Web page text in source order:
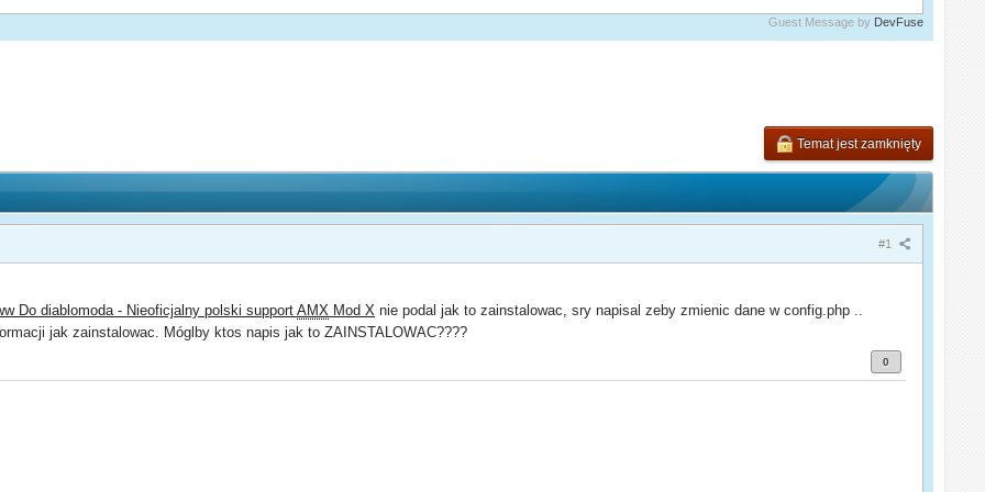
Guest Message by DevFuse
Temat jest zamknięty
#1
Do diablomoda - Nieoficjalny polski supportAMX Mod X nie podal jak to zainstalowac, sry napisal zeby zmienic dane w config.php ..
jak zainstalowac. Móglby ktos napis jak to ZAINSTALOWAC????
0